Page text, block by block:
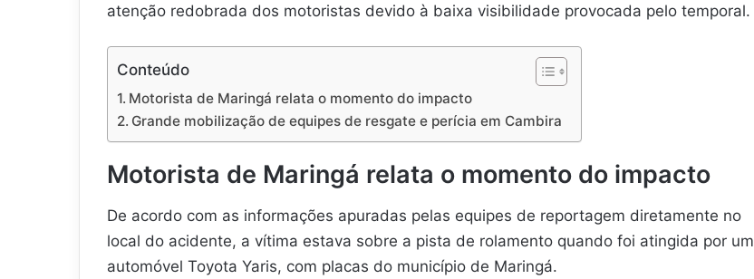
atenção redobrada dos motoristas devido à baixa visibilidade provocada pelo temporal.
Conteúdo
Motorista de Maringá relata o momento do impacto
Grande mobilização de equipes de resgate e perícia em Cambira
Motorista de Maringá relata o momento do impacto
De acordo com as informações apuradas pelas equipes de reportagem diretamente no
local do acidente, a vítima estava sobre a pista de rolamento quando foi atingida por um
automóvel Toyota Yaris, com placas do município de Maringá.